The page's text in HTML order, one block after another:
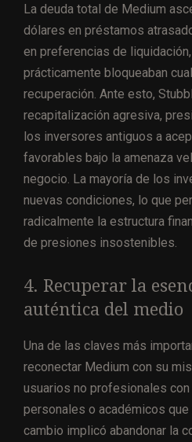
La deuda total de Medium
dólares en préstamos
en preferencias de
prácticamente bloqueaban
recuperación. Ante esto,
recapitalización agresiva,
los inversores antiguos a
favorables bajo la amenaza
negocio. La mayoría de los
nuevas condiciones, lo que
radicalmente la estructura
de presiones insostenibles.
4. Recuperar la
auténtica del medio
Una de las claves más
reconectar Medium con su
usuarios no profesionales
personales o académicos que
cambio implicó abandonar la